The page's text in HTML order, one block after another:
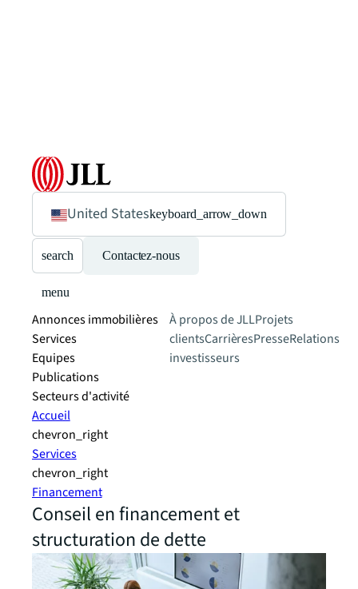
United Stateskeyboard_arrow_down
search Contactez-nous
menu
Annonces immobilières
Services
Equipes
Publications
Secteurs d'activité
À propos de JLLProjets
clientsCarrièresPresseRelations
investisseurs
Accueil
chevron_right
Services
chevron_right
Financement
Conseil en financement et
structuration de dette